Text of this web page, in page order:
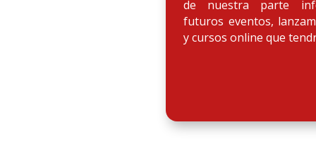
de nuestra parte
futuros eventos,
y cursos online que